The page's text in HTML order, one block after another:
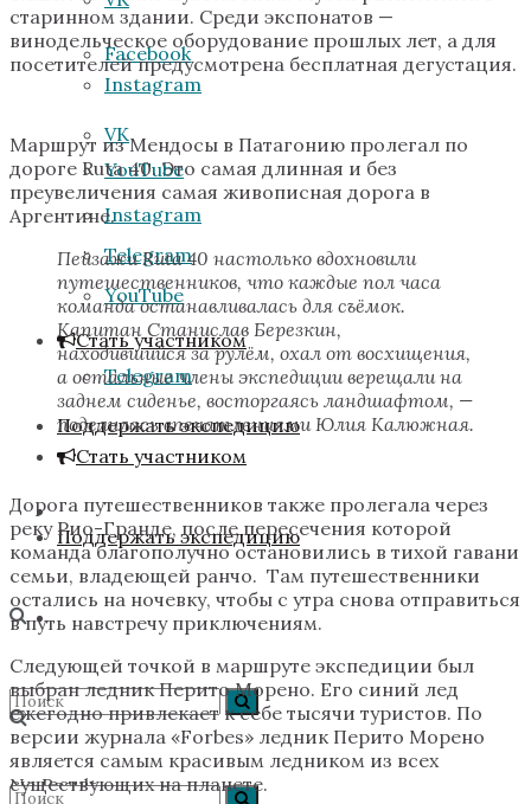
Instagram
YouTube
Telegram
Стать участником
Поддержать экспедицию
No Result
Facebook
VK
Instagram
YouTube
Telegram
Стать участником
Поддержать экспедицию
старинном здании. Среди экспонатов —
винодельческое оборудование прошлых лет, а для
посетителей предусмотрена бесплатная дегустация.
Маршрут из Мендосы в Патагонию пролегал по
дороге Ruta 40. Это самая длинная и без
преувеличения самая живописная дорога в
Аргентине.
Пейзажи Ruta 40 настолько вдохновили
путешественников, что каждые пол часа
команда останавливалась для съёмок.
Капитан Станислав Березкин,
находившийся за рулём, охал от восхищения,
а остальные члены экспедиции верещали на
заднем сиденье, восторгаясь ландшафтом, —
поделилась впечатлениями Юлия Калюжная.
Дорога путешественников также пролегала через
реку Рио-Гранде, после пересечения которой
команда благополучно остановились в тихой гавани
семьи, владеющей ранчо. Там путешественники
остались на ночевку, чтобы с утра снова отправиться
в путь навстречу приключениям.
Следующей точкой в маршруте экспедиции был
выбран ледник Перито Морено. Его синий лед
ежегодно привлекает к себе тысячи туристов. По
версии журнала «Forbes» ледник Перито Морено
является самым красивым ледником из всех
существующих на планете.